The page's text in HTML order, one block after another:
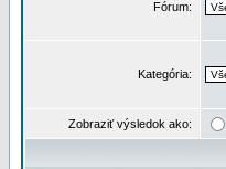
Fórum:
Kategória:
Zobraziť výsledok ako: